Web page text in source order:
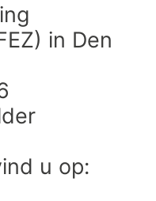
in Den
u op: